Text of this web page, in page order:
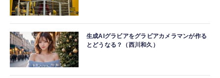
生成AIグラビアをグラビアカメラマンが作る
とどうなる？（西川和久）